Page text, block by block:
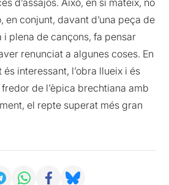
d’assajos. Això, en sí mateix, no
en conjunt, davant d’una peça de
plena de cançons, fa pensar
renunciat a algunes coses. En
interessant, l’obra llueix i és
de l’èpica brechtiana amb
el repte superat més gran